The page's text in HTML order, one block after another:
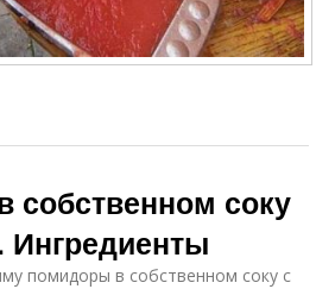
соку
Ингредиенты
помидоры в собственном соку с